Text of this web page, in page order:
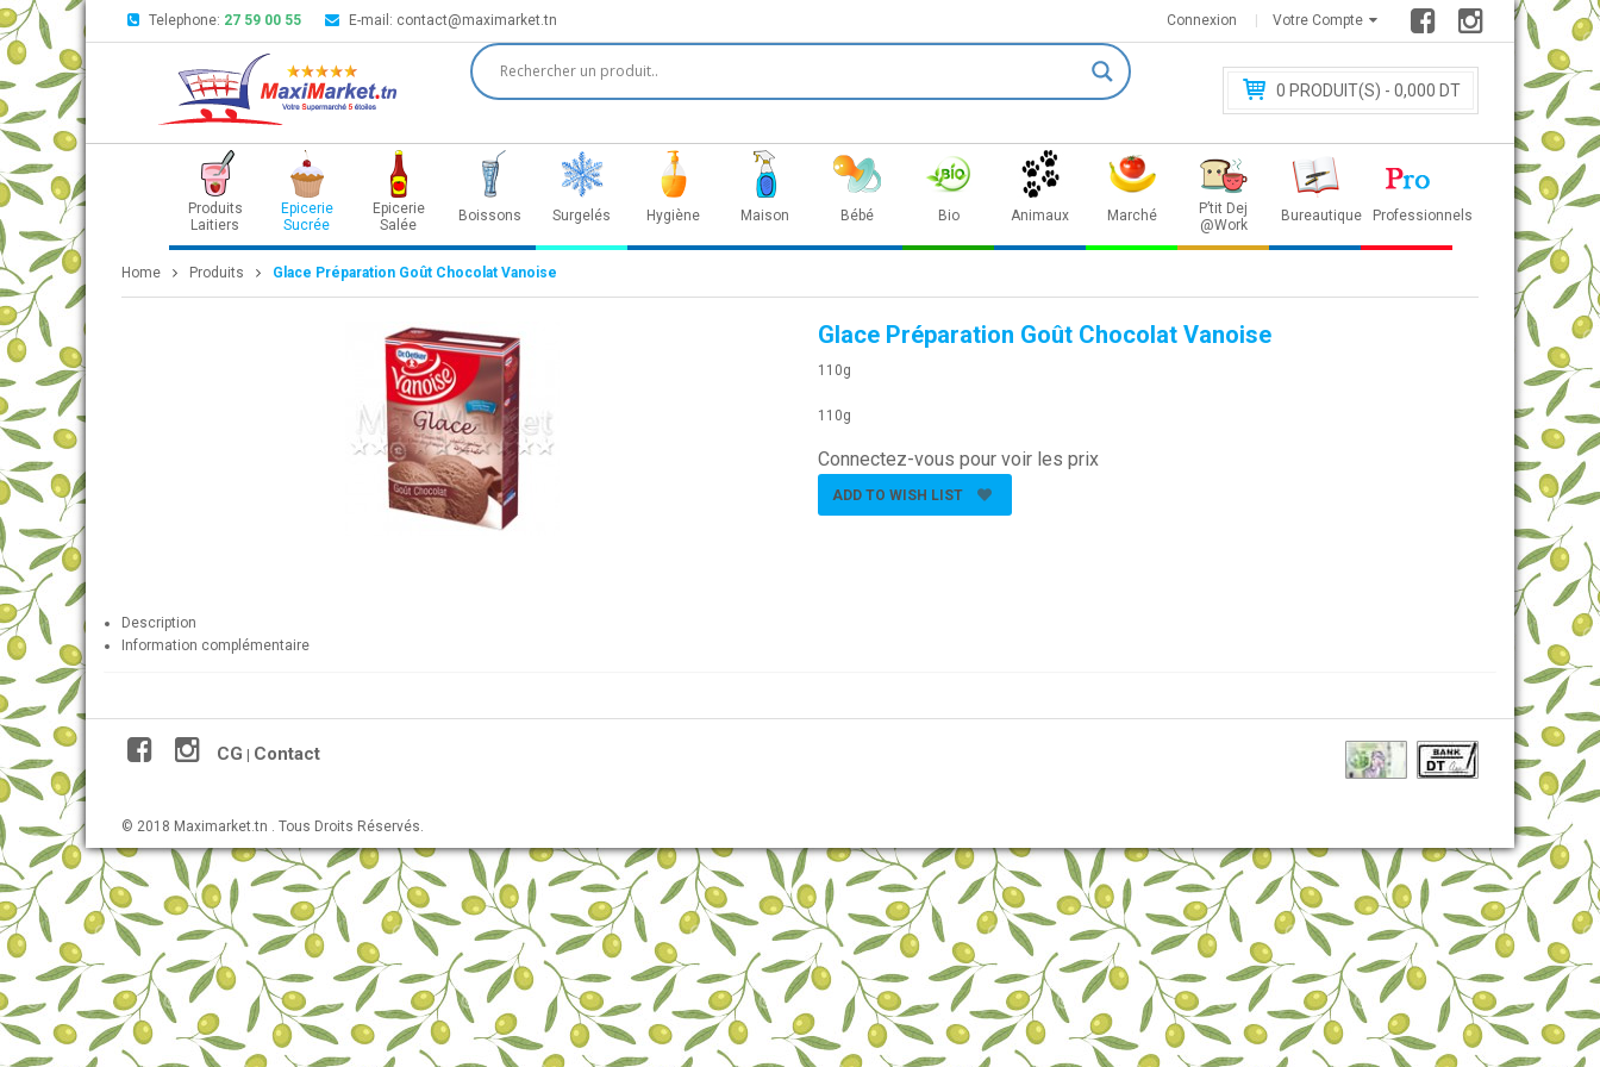
Telephone: 27 59 00 55 E-mail: contact@maximarket.tn Votre Compte
Connexion
0 PRODUIT(S) - 0,000 DT
Produits
Laitiers
Epicerie
Sucrée
Epicerie
Salée
Boissons Surgelés Hygiène Maison Bébé Bio Animaux Marché
P’tit Dej
@Work
Bureautique Professionnels
Home Produits Glace Préparation Goût Chocolat Vanoise
Glace Préparation Goût Chocolat Vanoise
110g
110g
Connectez-vous pour voir les prix
ADD TO WISH LIST
Description
Information complémentaire
CG Contact
© 2018 Maximarket.tn . Tous Droits Réservés.